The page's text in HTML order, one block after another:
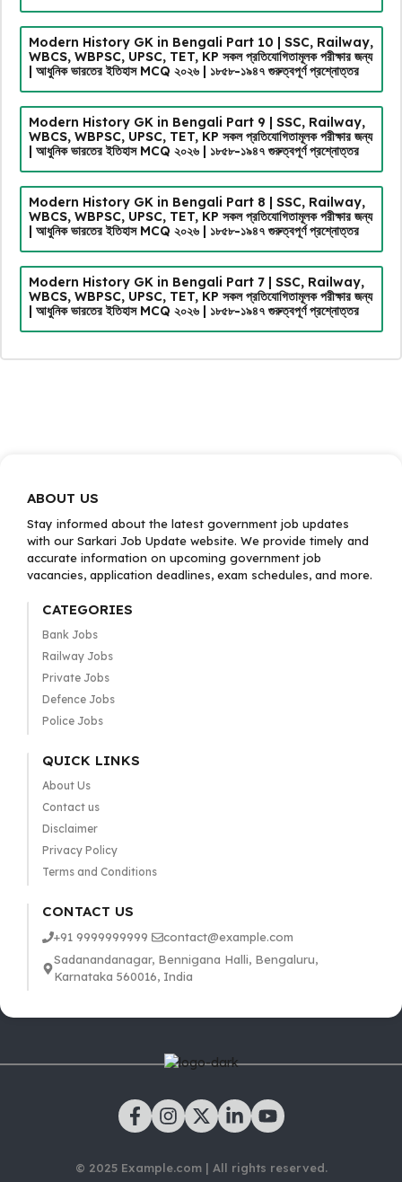
Modern History GK in Bengali Part 10 | SSC, Railway,
WBCS, WBPSC, UPSC, TET, KP সকল প্রতিযোগিতামূলক পরীক্ষার জন্য
| আধুনিক ভারতের ইতিহাস MCQ ২০২৬ | ১৮৫৮-১৯৪৭ গুরুত্বপূর্ণ প্রশ্নোত্তর
Modern History GK in Bengali Part 9 | SSC, Railway,
WBCS, WBPSC, UPSC, TET, KP সকল প্রতিযোগিতামূলক পরীক্ষার জন্য
| আধুনিক ভারতের ইতিহাস MCQ ২০২৬ | ১৮৫৮-১৯৪৭ গুরুত্বপূর্ণ প্রশ্নোত্তর
Modern History GK in Bengali Part 8 | SSC, Railway,
WBCS, WBPSC, UPSC, TET, KP সকল প্রতিযোগিতামূলক পরীক্ষার জন্য
| আধুনিক ভারতের ইতিহাস MCQ ২০২৬ | ১৮৫৮-১৯৪৭ গুরুত্বপূর্ণ প্রশ্নোত্তর
Modern History GK in Bengali Part 7 | SSC, Railway,
WBCS, WBPSC, UPSC, TET, KP সকল প্রতিযোগিতামূলক পরীক্ষার জন্য
| আধুনিক ভারতের ইতিহাস MCQ ২০২৬ | ১৮৫৮-১৯৪৭ গুরুত্বপূর্ণ প্রশ্নোত্তর
ABOUT US
Stay informed about the latest government job updates
with our Sarkari Job Update website. We provide timely and
accurate information on upcoming government job
vacancies, application deadlines, exam schedules, and more.
CATEGORIES
Bank Jobs
Railway Jobs
Private Jobs
Defence Jobs
Police Jobs
QUICK LINKS
About Us
Contact us
Disclaimer
Privacy Policy
Terms and Conditions
CONTACT US
+91 9999999999
contact@example.com
Sadanandanagar, Bennigana Halli, Bengaluru,
Karnataka 560016, India
© 2025 Example.com | All rights reserved.